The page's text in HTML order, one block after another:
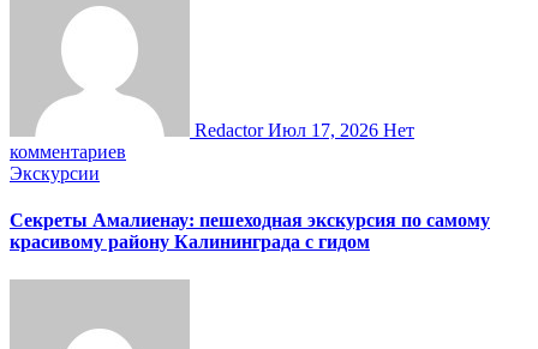
RedactorИюл 17, 2026 Нет
комментариев
Экскурсии
Секреты Амалиенау: пешеходная экскурсия по самому
красивому району Калининграда с гидом